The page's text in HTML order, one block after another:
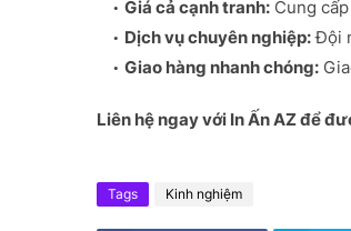
Giá cả cạnh tranh: Cung
Dịch vụ chuyên nghiệp:Đội
Giao hàng nhanh chóng:
Liên hệ ngay với In Ấn AZ để
Tags Kinh nghiệm